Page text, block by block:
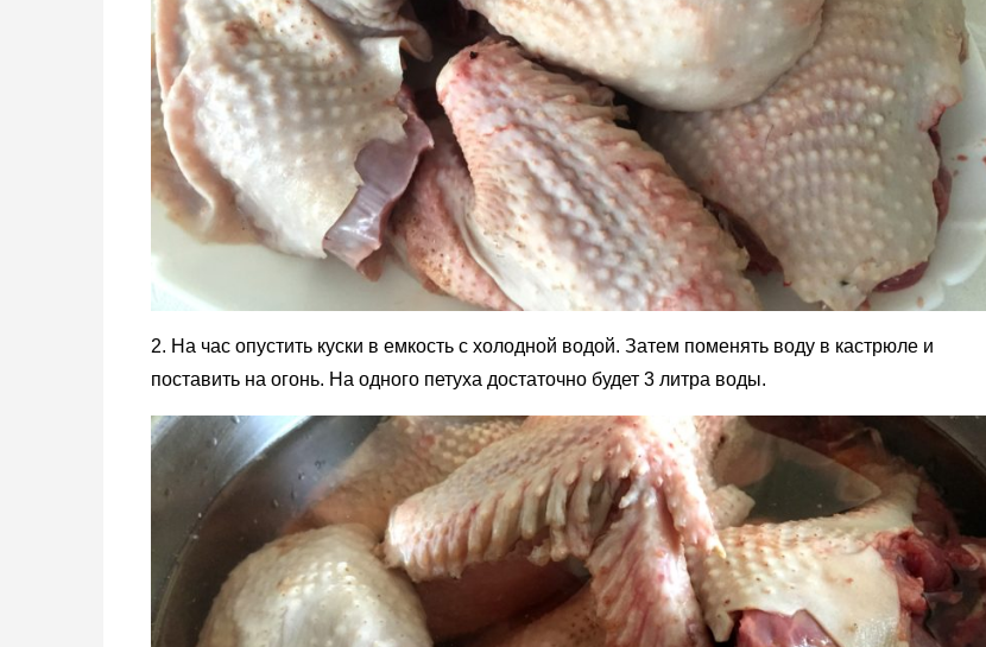
2. На час опустить куски в емкость с холодной водой. Затем поменять воду в кастрюле и
поставить на огонь. На одного петуха достаточно будет 3 литра воды.